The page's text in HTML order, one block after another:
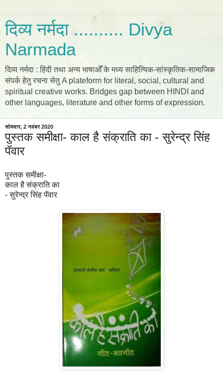
दिव्य नर्मदा .......... Divya
Narmada
दिव्य नर्मदा : हिंदी तथा अन्य भाषाओँ के मध्य साहित्यिक-सांस्कृतिक-सामाजिक
संपर्क हेतु रचना सेतु A plateform for literal, social, cultural and
spiritual creative works. Bridges gap between HINDI and
other languages, literature and other forms of expression.
सोमवार, 2 नवंबर 2020
पुस्तक समीक्षा- काल है संक्राति का - सुरेन्द्र सिंह
पॅवार
पुस्तक समीक्षा-
काल है संक्राति का
- सुरेन्द्र सिंह पॅवार